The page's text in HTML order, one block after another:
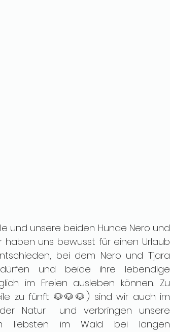
und unsere beiden Hunde Nero und
haben uns bewusst für einen Urlaub
bei dem Nero und Tjara
und beide ihre lebendige
im Freien ausleben können. Zu
zu fünft 🐶🐶🐶) sind wir auch im
Natur  und verbringen unsere
liebsten im Wald bei langen